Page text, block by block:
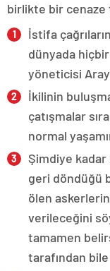
birlikte bir
İstifa
dünyada hiçbir
yöneticisi
İkilinin
çatışmalar
normal
Şimdiye kadar
geri döndüğü
ölen
verileceğini
tamamen
tarafından bile